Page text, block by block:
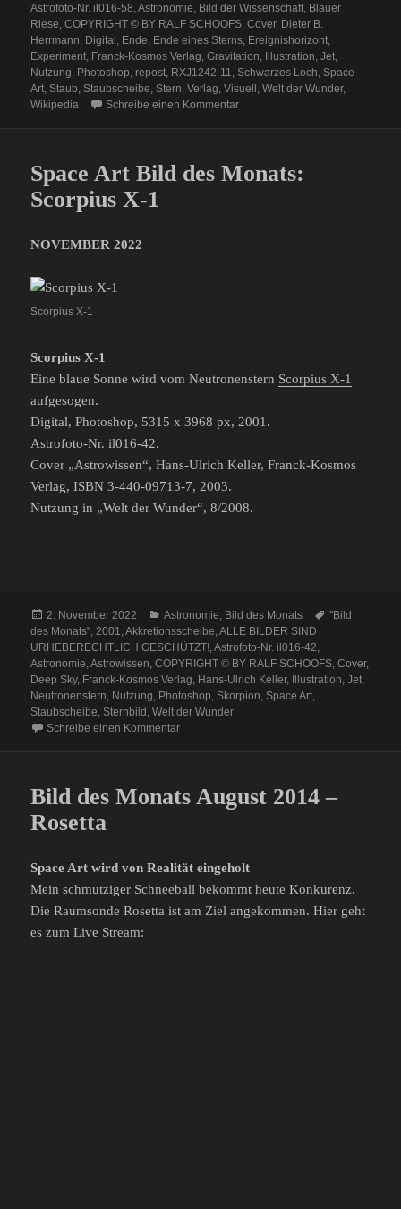
Astrofoto-Nr. il016-58,Astronomie, Bild der Wissenschaft, Blauer
Riese,COPYRIGHT © BY RALF SCHOOFS,Cover, Dieter B.
Herrmann, Digital, Ende, Ende eines Sterns, Ereignishorizont,
Experiment, Franck-Kosmos Verlag,Gravitation, Illustration,Jet,
Nutzung, Photoshop, repost, RXJ1242-11, Schwarzes Loch, Space
Art, Staub, Staubscheibe, Stern,Verlag,Visuell,Welt der Wunder,
Wikipedia
Schreibe einen Kommentarzu Repost: Das Ende eines
Space Art Bild des Monats:
Scorpius X-1
NOVEMBER 2022
Scorpius X-1
Scorpius X-1
Eine blaue Sonne wird vom Neutronenstern Scorpius X-1
aufgesogen.
Digital, Photoshop, 5315 x 3968 px, 2001.
Astrofoto-Nr. il016-42.
Cover „Astrowissen“, Hans-Ulrich Keller, Franck-Kosmos
Verlag, ISBN 3-440-09713-7, 2003.
Nutzung in „Welt der Wunder“, 8/2008.
Veröffentlicht
am
2. November 2022 Kategorien
Astronomie, Bild des Monats Schlagwörter
"Bild
des Monats",2001,Akkretionsscheibe,ALLE BILDER SIND
URHEBERECHTLICH GESCHÜTZT!,Astrofoto-Nr. il016-42,
Astronomie,Astrowissen,COPYRIGHT © BY RALF SCHOOFS,Cover,
Deep Sky, Franck-Kosmos Verlag, Hans-Ulrich Keller, Illustration,Jet,
Neutronenstern, Nutzung, Photoshop, Skorpion, Space Art,
Staubscheibe, Sternbild ,Welt der Wunder
Schreibe einen Kommentarzu Space Art Bild des Monats: Scorpius X-1
Bild des Monats August 2014 –
Rosetta
Space Art wird von Realität eingeholt
Mein schmutziger Schneeball bekommt heute Konkurenz.
Die Raumsonde Rosetta ist am Ziel angekommen. Hier geht
es zum Live Stream: